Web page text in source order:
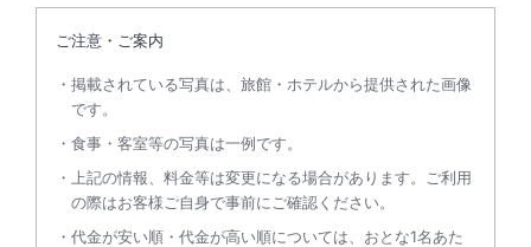
ご注意・ご案内
掲載されている写真は、旅館・ホテルから提供された画像
です。
食事・客室等の写真は一例です。
上記の情報、料金等は変更になる場合があります。ご利用
の際はお客様ご自身で事前にご確認ください。
代金が安い順・代金が高い順については、おとな1名あた